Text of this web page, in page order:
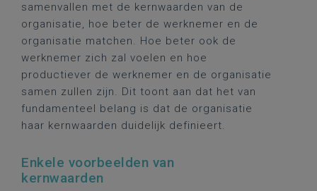
samenvallen met de kernwaarden van de
organisatie, hoe beter de werknemer en de
organisatie matchen. Hoe beter ook de
werknemer zich zal voelen en hoe
productiever de werknemer en de organisatie
samen zullen zijn. Dit toont aan dat het van
fundamenteel belang is dat de organisatie
haar kernwaarden duidelijk definieert.
Enkele voorbeelden van
kernwaarden